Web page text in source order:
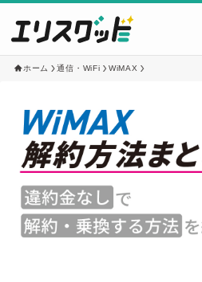
ホーム 通信・WiFi WiMAX